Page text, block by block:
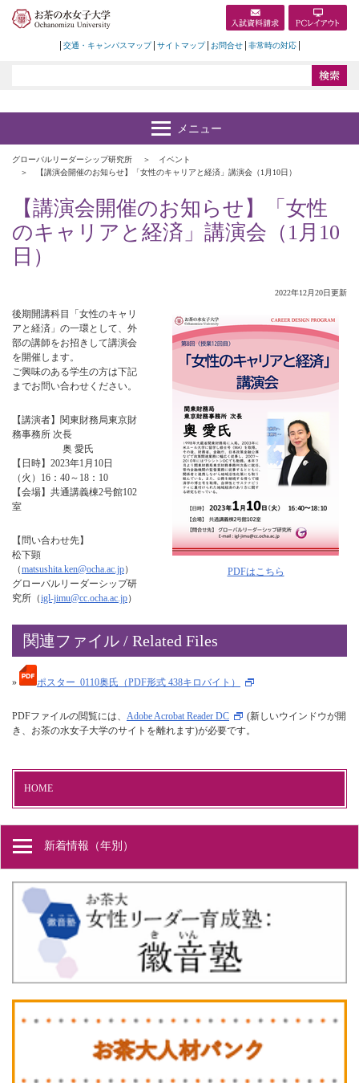
交通・キャンパスマップ サイトマップ お問合せ 非常時の対応
グローバルリーダーシップ研究所
イベント
【講演会開催のお知らせ】「女性のキャリアと経済」講演会（1月10日）
【講演会開催のお知らせ】「女性
のキャリアと経済」講演会（1月10
日）
2022年12月20日更新
PDFはこちら
後期開講科目「女性のキャリ
アと経済」の一環として、外
部の講師をお招きして講演会
を開催します。
ご興味のある学生の方は下記
までお問い合わせください。
【講演者】関東財務局東京財
務事務所 次長
奥 愛氏
【日時】2023年1月10日
（火）16：40～18：10
【会場】共通講義棟2号館102
室
【問い合わせ先】
松下顕
（matsushita.ken@ocha.ac.jp）
グローバルリーダーシップ研
究所（igl-jimu@cc.ocha.ac.jp）
関連ファイル / Related Files
» ポスター_0110奥氏（PDF形式 438キロバイト）
PDFファイルの閲覧には、 Adobe Acrobat Reader DC
(新しいウインドウが開
き、お茶の水女子大学のサイトを離れます)が必要です。
HOME
新着情報（年別）